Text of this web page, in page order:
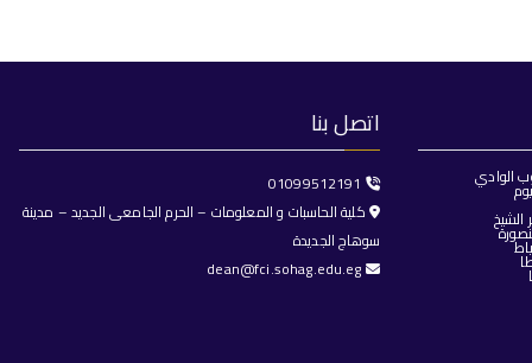
الوادي
اتصل بنا
01099512191
كلية الحاسبات و المعلومات – الحرم الجامعى الجديد – مدينة
سوهاج الجديدة